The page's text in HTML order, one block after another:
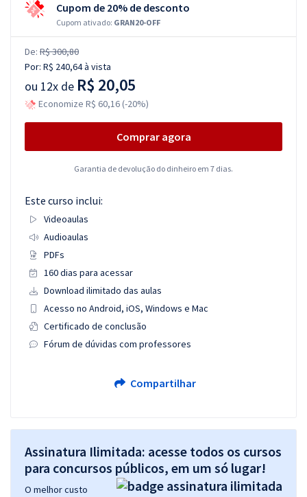
Cupom de 20% de desconto
Cupom ativado: GRAN20-OFF
De: R$ 300,80
Por: R$ 240,64à vista
ou 12x de R$ 20,05
Economize R$ 60,16 (-20%)
Comprar agora
Garantia de devolução do dinheiro em 7 dias.
Este curso inclui:
Videoaulas
Audioaulas
PDFs
160 dias para acessar
Download ilimitado das aulas
Acesso no Android, iOS, Windows e Mac
Certificado de conclusão
Fórum de dúvidas com professores
Compartilhar
Assinatura Ilimitada: acesse todos os cursos
para concursos públicos, em um só lugar!
O melhor custo